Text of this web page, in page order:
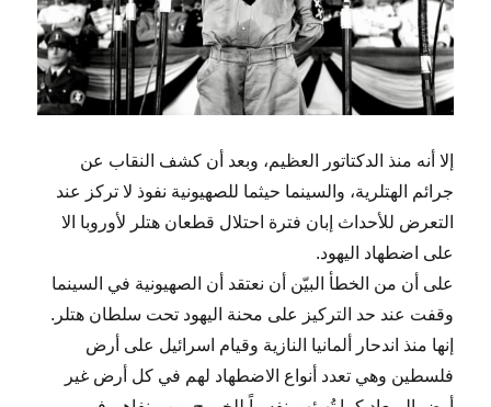
إلا أنه منذ الدكتاتور العظيم، وبعد أن كشف النقاب عن
جرائم الهتلرية، والسينما حيثما للصهيونية نفوذ لا تركز عند
التعرض للأحداث إبان فترة احتلال قطعان هتلر لأوروبا الا
على اضطهاد اليهود.
على أن من الخطأ البيّن أن نعتقد أن الصهيونية في السينما
وقفت عند حد التركيز على محنة اليهود تحت سلطان هتلر.
إنها منذ اندحار ألمانيا النازية وقيام اسرائيل على أرض
فلسطين وهي تعدد أنواع الاضطهاد لهم في كل أرض غير